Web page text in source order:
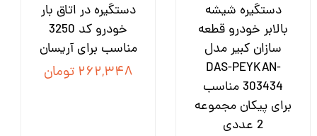
دستگیره شیشه
بالابر خودرو قطعه
سازان کبیر مدل
DAS-PEYKAN-
303434 مناسب
برای پیکان مجموعه
2 عددی
دستگیره در اتاق بار
خودرو کد 3250
مناسب برای آریسان
۲۶۲,۳۴۸ تومان